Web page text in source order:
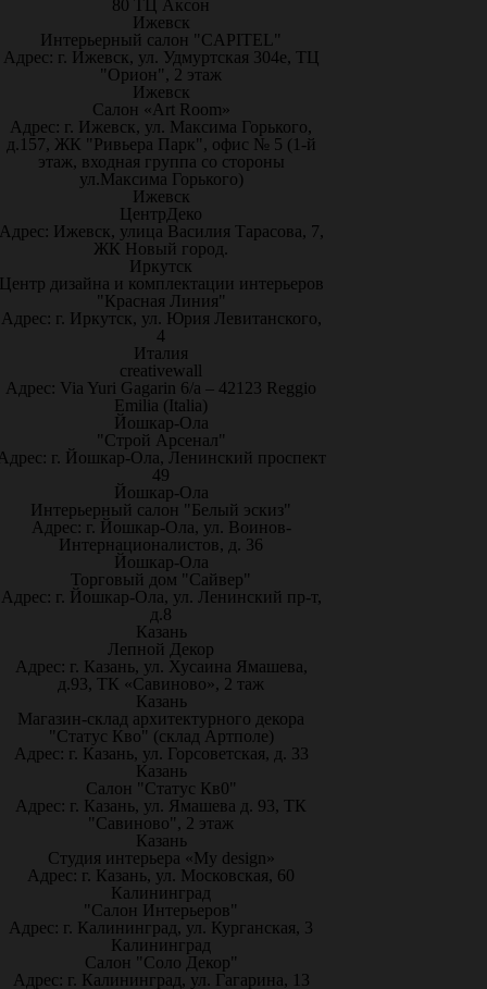
80 ТЦ Аксон
Ижевск
Интерьерный салон "CAPITEL"
Адрес: г. Ижевск, ул. Удмуртская 304е, ТЦ
"Орион", 2 этаж
Ижевск
Салон «Art Room»
Адрес: г. Ижевск, ул. Максима Горького,
д.157, ЖК "Ривьера Парк", офис № 5 (1-й
этаж, входная группа со стороны
ул.Максима Горького)
Ижевск
ЦентрДеко
Ижевск, улица Василия Тарасова, 7,
ЖК Новый город.
Иркутск
дизайна и комплектации интерьеров
"Красная Линия"
Адрес: г. Иркутск, ул. Юрия Левитанского,
4
Италия
creativewall
Адрес: Via Yuri Gagarin 6/a – 42123 Reggio
Emilia (Italia)
Йошкар-Ола
"Строй Арсенал"
г. Йошкар-Ола, Ленинский проспект
49
Йошкар-Ола
Интерьерный салон "Белый эскиз"
Адрес: г. Йошкар-Ола, ул. Воинов-
Интернационалистов, д. 36
Йошкар-Ола
Торговый дом "Сайвер"
Адрес: г. Йошкар-Ола, ул. Ленинский пр-т,
д.8
Казань
Лепной Декор
Адрес: г. Казань, ул. Хусаина Ямашева,
д.93, ТК «Савиново», 2 таж
Казань
Магазин-склад архитектурного декора
"Статус Кво" (склад Артполе)
Адрес: г. Казань, ул. Горсоветская, д. 33
Казань
Салон "Статус Кв0"
Адрес: г. Казань, ул. Ямашева д. 93, ТК
"Савиново", 2 этаж
Казань
Студия интерьера «My design»
Адрес: г. Казань, ул. Московская, 60
Калининград
"Салон Интерьеров"
Адрес: г. Калининград, ул. Курганская, 3
Калининград
Салон "Соло Декор"
Адрес: г. Калининград, ул. Гагарина, 13